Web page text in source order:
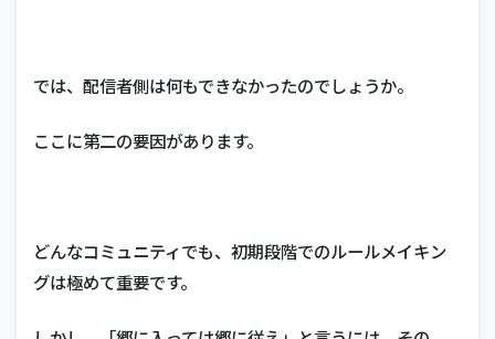
では、配信者側は何もできなかったのでしょうか。
ここに第二の要因があります。
どんなコミュニティでも、初期段階でのルールメイキン
グは極めて重要です。